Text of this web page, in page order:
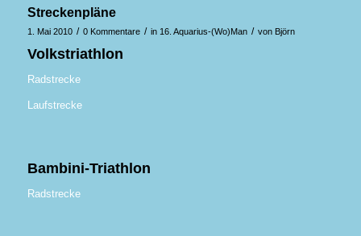
Streckenpläne
1. Mai 2010 / 0 Kommentare / in 16. Aquarius-(Wo)Man / von Björn
Volkstriathlon
Radstrecke
Laufstrecke
Bambini-Triathlon
Radstrecke